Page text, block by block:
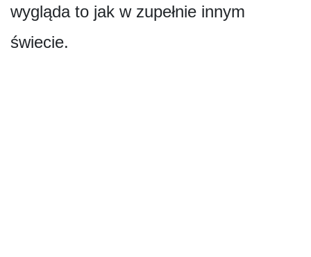
wygląda to jak w zupełnie innym
świecie.